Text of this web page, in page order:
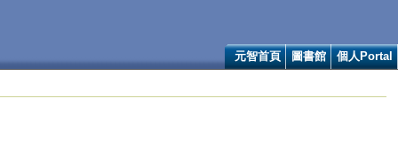
元智首頁 圖書館 個人Portal